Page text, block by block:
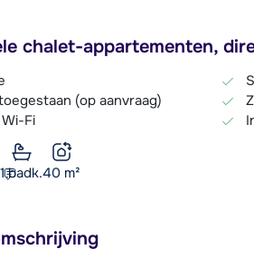
chalet-appartementen,
(op aanvraag)
Fi
1 badk.40 m²